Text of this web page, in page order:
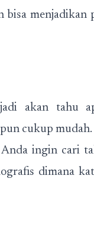
menjadikan
akan tahu
cukup
ingin cari
dimana